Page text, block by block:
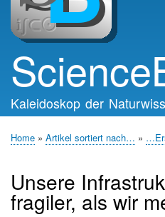
Kaleidoskop der
Home Artikel sortiert nach…
Unsere
fragiler, als wir